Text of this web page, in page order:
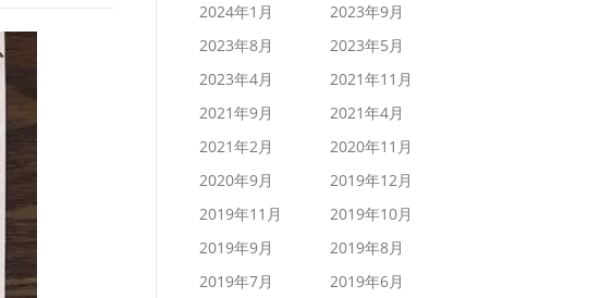
2024年1月
2023年9月
2023年8月
2023年5月
2023年4月
2021年11月
2021年9月
2021年4月
2021年2月
2020年11月
2020年9月
2019年12月
2019年11月
2019年10月
2019年9月
2019年8月
2019年7月
2019年6月